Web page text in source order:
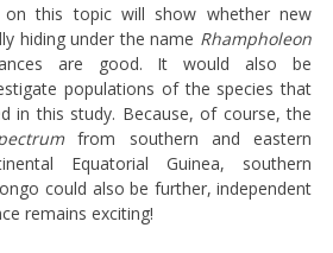
on this topic will show whether new
hiding under the name Rhampholeon
are good. It would also be
populations of the species that
in this study. Because, of course, the
from southern and eastern
Equatorial Guinea, southern
could also be further, independent
remains exciting!